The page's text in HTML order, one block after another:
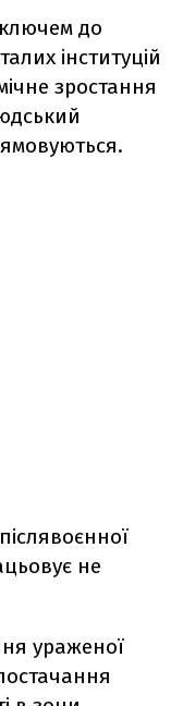
ключем до
інституцій
зростання
не
ураженої